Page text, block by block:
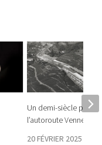
Un demi-siècle pour
l’autoroute Vennes-
20 FÉVRIER 2025